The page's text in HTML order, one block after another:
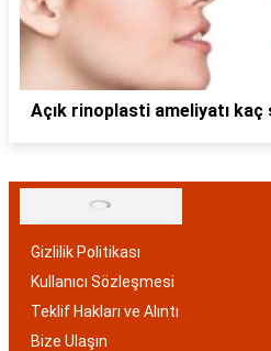
Açık rinoplasti ameliyatı
Gizlilik Politikası
Kullanıcı Sözleşmesi
Teklif Hakları ve Alıntı
Bize Ulaşın